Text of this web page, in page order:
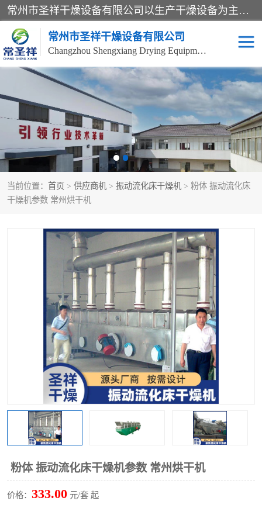
常州市圣祥干燥设备有限公司以生产干燥设备为主导产品，提供：干燥设备、干燥机、混合机、气流干燥机、烘箱、热风循环烘箱、沸腾干燥机、烘干机、喷雾干燥机等产品的生产、制造与销售服务。
常州市圣祥干燥设备有限公司
Changzhou Shengxiang Drying Equipment Co. , Ltd.
当前位置： 首页 > 供应商机 > 振动流化床干燥机 > 粉体 振动流化床
干燥机参数 常州烘干机
粉体 振动流化床干燥机参数 常州烘干机
价格： 333.00 元/套 起
单锥真空干燥机 双锥真空干燥机
气流干燥机 滚筒刮板干燥机
干燥机 闪蒸干燥机
桨叶干燥机 高速混合机
带式干燥机
单锥螺带真空干燥机 沸腾干燥机
方形圆形真空干燥机 真空耙式干燥机
热风循环烘箱 喷雾干燥机
振动流化床干燥机 盘式干燥机